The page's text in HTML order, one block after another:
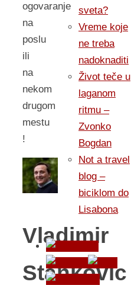
ogovaranje
na
poslu
ili
na
nekom
drugom
mestu
!
Vladimir
Stankovic
sveta?
Vreme koje
ne treba
nadoknaditi
Život teče u
laganom
ritmu –
Zvonko
Bogdan
Not a travel
blog –
biciklom do
Lisabona